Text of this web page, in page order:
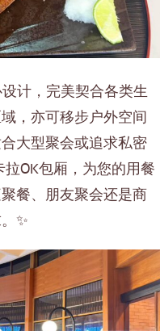
计，完美契合各类生
，亦可移步户外空间
大型聚会或追求私密
OK包厢，为您的用餐
餐、朋友聚会还是商
✨